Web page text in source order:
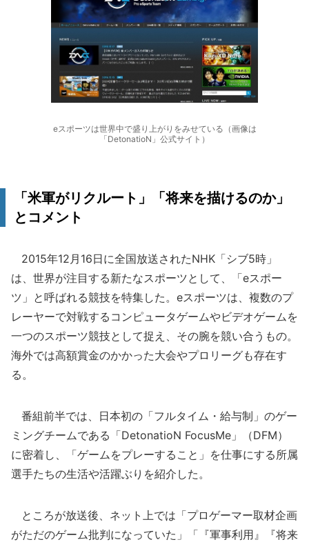
eスポーツは世界中で盛り上がりをみせている（画像は
「DetonatioN」公式サイト）
「米軍がリクルート」「将来を描けるのか」
とコメント
2015年12月16日に全国放送されたNHK「シブ5時」
は、世界が注目する新たなスポーツとして、「eスポー
ツ」と呼ばれる競技を特集した。eスポーツは、複数のプ
レーヤーで対戦するコンピュータゲームやビデオゲームを
一つのスポーツ競技として捉え、その腕を競い合うもの。
海外では高額賞金のかかった大会やプロリーグも存在す
る。
番組前半では、日本初の「フルタイム・給与制」のゲー
ミングチームである「DetonatioN FocusMe」（DFM）
に密着し、「ゲームをプレーすること」を仕事にする所属
選手たちの生活や活躍ぶりを紹介した。
ところが放送後、ネット上では「プロゲーマー取材企画
がただのゲーム批判になっていた」「『軍事利用』『将来